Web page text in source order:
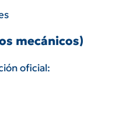
mecánicos)
oficial: